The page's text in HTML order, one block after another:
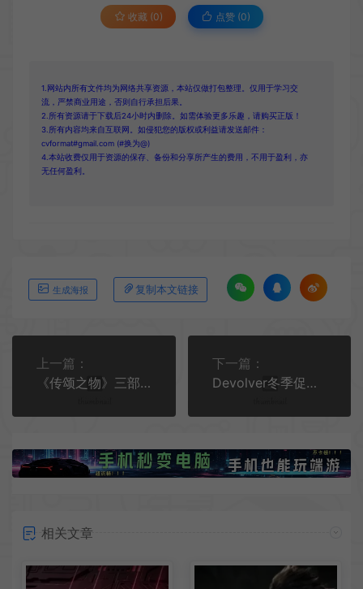
收藏 (0) 点赞 (0)
1.网站内所有文件均为网络共享资源，本站仅做打包整理。仅用于学习交
流，严禁商业用途，否则自行承担后果。
2.所有资源请于下载后24小时内删除。如需体验更多乐趣，请购买正版！
3.所有内容均来自互联网。如侵犯您的版权或利益请发送邮件：
cvformat#gmail.com (#换为@)
4.本站收费仅用于资源的保存、备份和分享所产生的费用，不用于盈利，亦
无任何盈利。
生成海报 复制本文链接
上一篇：
《传颂之物》三部曲Switch版宣布延期一个月发售
下一篇：
Devolver冬季促销《挺进地牢》《GRIS》等神作历史最低！
相关文章